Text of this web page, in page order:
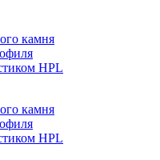
камня
HPL
камня
HPL